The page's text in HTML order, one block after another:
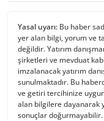
Yasal uyarı: Bu haber
yer alan bilgi, yorum ve
değildir. Yatırım
şirketleri ve mevduat
imzalanacak yatırım
sunulmaktadır. Bu
ve getiri tercihinize
alan bilgilere dayanarak
sonuçlar doğurmayabilir.